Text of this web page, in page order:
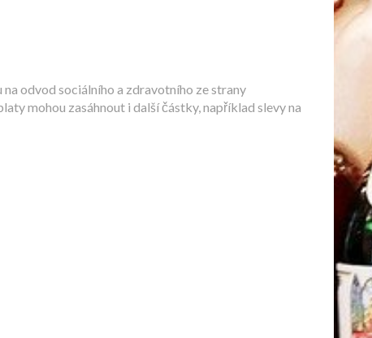
odvod sociálního a zdravotního ze strany
mohou zasáhnout i další částky, například slevy na